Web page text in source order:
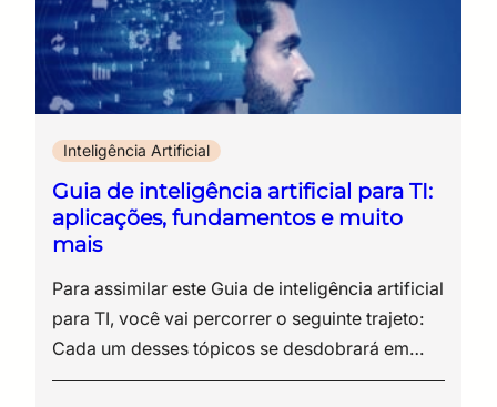
Inteligência Artificial
Guia de inteligência artificial para TI:
aplicações, fundamentos e muito
mais
Para assimilar este Guia de inteligência artificial para TI, você vai percorrer o seguinte trajeto: Cada um desses tópicos se desdobrará em discussões relevantes e atualizadas sobre o tema para criar uma estrutura que apresente como a IA funciona, por que ela se tornou indispensável para os profissionais de tecnologia e como utilizá-la de forma estratégica, eficiente e segura. No cotidiano corporativo, a inteligência artificial se consolidou como o eixo central da evolução tecnológica, especialmente após a popularização dos modelos generativos, dosagentes de IA e dos sistemas autônomos. Aquilo que antes se restringia a automações básicas, análises estatísticas tradicionais ou predições lineares passou a moldar decisões estratégicas, pipelines completos de desenvolvimento, operações de cibersegurança, inteligência de dados e até arquitetura corporativa. Um avanço que, além de técnico, capilarizou-se como cultura organizacional. Ou seja, empresas passaram a incorporar a IA em diferentes setores, transformando a TI em um núcleo de integração, governança e operacionalização dessa tecnologia. A própria distribuição de trabalho, por exemplo, mudou. Segundo levantamento recente daPwC, entre 2021 e 2024, o número de vagas que exigem competências em IA quadruplicou no Brasil, indicando uma reconfiguração profunda nas habilidades essenciais para quem deseja se manter relevante na área. Esse movimento estrutural também fez com que a inteligência artificial para TI migrasse de um conjunto de ferramentas isoladas para um campo especializado. Com isso, os profissionais passaram a ser demandados em domínio de machine learning, automação inteligente, engenharia de dados, arquitetura semântica, agentes autônomos, governança de modelos e segurança orientada a IA, mesmo aqueles que não atuam diretamente como especialistas da área. Em outras palavras, aInteligência Artificial (IA) se expandiu para além do tradicional e comentado ChatGPT. Nesse cenário, a popularização dos modelos generativos apenas acelerou uma mudança que já estava em andamento, tornando o investimento em IA mais acessível, difundido e diretamente aplicado à rotina técnica. Essa abrangência desencadeou paralelamente novas preocupações nas organizações, como o impacto ambiental da tecnologia, o risco de vieses discriminatórios, o custo operacional, a privacidade e a ausência de regulamentações maduras. Ainda assim, conhecer o potencial da IA na rotina dos profissionais, em especial dos de TI, é imprescindível para quem deseja aprimorar a carreira, otimizar as tarefas e entregar mais resultados. Pensando nisso, preparamos este Guia de inteligência artificial para TI. Confira! O que você precisa saber sobre IA trabalhando ou não com tecnologia A ideia de um neurônio artificial surgiu ainda em 1940, perpassando pontos interessantes, como o Teste de Turing (1950), até o nascimento oficial da chamada inteligência artificial, em 1956, no Dartmouth Summer Research Project on Artificial Intelligence, um workshop de verão amplamente considerado como o evento fundador da IA como um campo de pesquisa. Desde então, a tecnologia tem sido aprimorada e tem experienciado, de acordo com o texto “A brief history of AI with deep learning”, cerca de três idades de ouro: A evolução da inteligência artificial com as três idades de ouro (Fonte: “A brief history of AI with deep learning”) Cada um desses momentos marca uma transformação significativa dos investimentos em IA que resultou em avanços expressivos na capacidade de processamento, aprendizado e aplicação da inteligência artificial. Por exemplo, em 2006, a Netflix se propôs a melhorar seu algoritmo de recomendação dos filmes (DVDs) enviados aos clientes pelo correio (sim, à época, esse era o modelo do negócio). Para isso, lançou um desafio no qual os participantes deveriam apresentar uma proposta capaz de otimizar esse recurso em, pelo menos, 10%. Três anos depois, a equipe BellKor’s Pragmatic Chaos foi a campeã, revolucionando o uso dos algoritmos da empresa por meio do aprimoramento do projeto original em 10,06%. Dessa forma, os integrantes do time vencedor garantiram o prêmio de 1 milhão de dólares e abriram um caminho para que o uso da IA, de machine learning e dos algoritmos se fortalecesse ainda mais. Atualmente, na terceira idade de ouro, a IA é marcada pelo deep learning, que é um recurso onipresente em várias áreas, desde assistentes virtuais até diagnósticos médicos. Nesse contexto, as redes neurais ganham cada vez mais protagonismo por causa do aprimoramento da capacidade computacional e de armazenamento. À medida que as empresas e os pesquisadores trabalham com algoritmos, usando os transformadores e vetores de palavras, por exemplo, percebem que, quanto mais parâmetros de palavras e camadas há em uma rede neural, mais promissores e precisos serão os resultados obtidos. Para ilustrar, enquanto o GPT-1 possuía 117 milhões de parâmetros, sua última versão (GPT-4) conta com uma estimativa de mais de 1 trilhão de parâmetros, embora seja difícil precisar um número exato, tendo em vista que se trata de uma aplicação fechada. Dessa maneira, o tempo atual é formado por uma disputa comercial robusta entre empresas que apostam em algoritmos abertos e outras que optam pelos fechados, correndo contra o tempo para alimentar suas redes neurais. No início de fevereiro, inclusive, o Chat GPT, que era o grande algoritmo de IA no quesito linguagem, foi estremecido pelo novo DeepSeek chinês, que apresentou um gasto muito inferior para treinar seus algoritmos. Outros marcos interessantes na história da IA: 2012 – primeiro ano em que um algoritmo de inteligência artificial, chamado Alexnet, usa a Convolutional Neural Network (CNN), uma rede neural com oito camadas para identificar e reconhecer imagens. 2015 em diante – há um salto relevante nesse cenário de decodificação de imagens com o lançamento de uma rede neural de 152 camadas. Como resultado, o erro na identificação desses símbolos passa a ser menor do que aquele reproduzido por humanos. Ou seja, o algoritmo, pela primeira vez, é mais preciso que um ser humano. 2017 – os algoritmos Transformers passam a demandar menos tempo para serem treinados, têm mais eficiência no reconhecimento da conexão e nas dependências entre palavras e melhoram o reconhecimento de padrões e a capacidade de analisar problemas não sequenciais. É uma das fontes que dão origem ao GPT-3 e ao ChatGPT, o qual possui cerca de 12.288 parâmetros de entrada, além de uma grande quantidade de camadas, para interpretar a relação que as palavras têm entre si. Ou seja, falar em IA, em qualquer setor e atividade, é também abordar um universo em constante transformação e de diferentes aplicações. Continue pensando nisso por aqui: Reflexos da IA na cibersegurança: você conhece o potencial dessa relação? Inteligência artificial na TI: como a ferramenta atua no contexto da cibersegurança? Assista, na íntegra, ao webinar gratuito da ESR sobre o tema: “O que você precisa saber sobre IA trabalhando ou não com tecnologia?” Ao compreendermos o cenário e a história da IA, seja em TI, seja nos demais setores, estamos prontos para descobrir os tipos de Inteligência Artificial (IA) que podem otimizar realmente sua rotina. Guia de ferramentas de Inteligência Artificial (IA) que podem otimizar sua rotina em TI de verdade Separamos alguns exemplos, por categoria e atividades comuns aos setores de TI, para que você possa montar um verdadeiro repertório tecnológico. Veja: 1) IA para TI: produtividade e organização Trata-se de uma IA no modelo “fechado”, cujo funcionamento é definido como sendo uma extensão do Notion, uma plataforma de organização e gerenciamento de tarefas amplamente utilizada por profissionais e empresas. Na prática, ela é adotada para otimizar a organização e a escrita, podendo gerar resumos, estruturar notas e sugerir melhorias em textos. É excelente para profissionais de TI que precisam documentar processos, registrar bugs, estruturar planejamentos e organizar projetos de forma clara e objetiva. Como ponto positivo, citamos a integração perfeita com o Notion, o que torna a produtividade mais fluida e dinâmica. Entretanto, na seara dos pontos desfavoráveis está a questão de ser uma funcionalidade premium, apenas para assinantes. Como já amplamente abordado por aqui, é o modelo de IA Generativa baseada na arquitetura de Transformers, desenvolvido pela OpenAI. Seu uso vai além da simples geração de textos, sendo um assistente poderoso para responder perguntas, auxiliar na programação e até mesmo na análise de dados. É ideal para profissionais de TI que buscam suporte na resolução de problemas de código, documentação técnica ou brainstorming de soluções para desafios complexos. O ponto positivo é a capacidade de entender contextos e gerar respostas detalhadas e coerentes. Por outro lado, seu acesso total a funcionalidades mais avançadas depende de um plano pago, e as respostas podem não ser 100% precisas, o que exige verificação. 2) IA para TI: automação de tarefas Plataforma de automação de fluxos de trabalho que conecta diferentes aplicativos sem necessidade de programação. Funciona como um integrador que permite que as ações em um software controlem as respostas automáticas em outro. Para profissionais de TI, é útil na automação de processos repetitivos, como a sincronização de dados entre plataformas, o envio automático de alertas e a atualização de registros em bancos de dados sem intervenção manual. As vantagens dessa IA para TI são sua interface intuitiva e a compatibilidade com milhares de aplicativos. Já o ponto negativo é que tarefas mais complexas exigem planos pagos e um tempo inicial de configuração. Extensão de navegador que automatiza tarefas repetitivas diretamente na web. Pode, por exemplo, capturar informações de sites e inseri-las automaticamente em planilhas, preencher formulários e organizar dados sem intervenção manual. Para profissionais de TI, é excelente para coletar dados de difere